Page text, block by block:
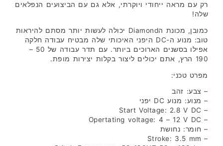
רק עם מראה ייחודי ויוקרתי, אלא גם עם הביצועים הנפלאים
שלה!
כמובן, מכונת הDiamond יכולה לעשות יותר מסתם להיראות
טוב: מנוע ה-DC היפני האיכותי שלה מבטיח עבודה חלקה
אפילו בסשנים הארוכים ביותר. עם תדר עבודה של 50 –
190 הרץ, אתם יכולים ליצור בקלות יצירות מופת.
מפרט טכני:
– צבע: זהב
– מנוע: מנוע DC יפני
– Start Voltage: 2.8 V DC
– Opertating voltage: 4 – 12 V DC
– חומר: נחושת
– Stroke: 3.5 mm